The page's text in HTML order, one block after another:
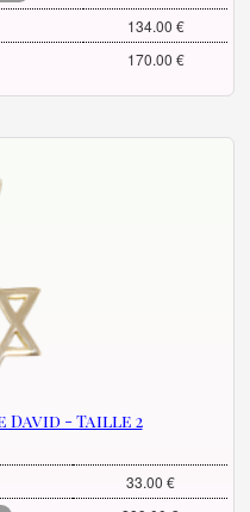
134.00 €
170.00 €
- Taille 2
33.00 €